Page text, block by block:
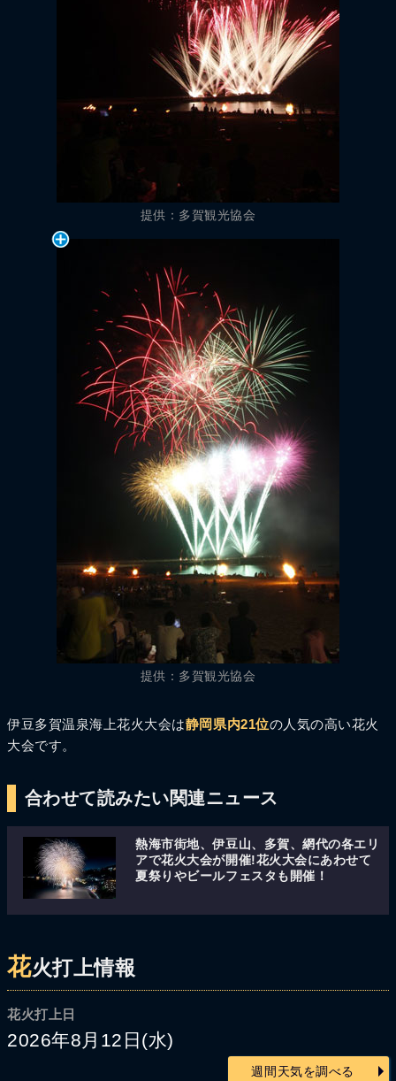
提供：多賀観光協会
提供：多賀観光協会
伊豆多賀温泉海上花火大会は静岡県内21位の人気の高い花火
大会です。
合わせて読みたい関連ニュース
熱海市街地、伊豆山、多賀、網代の各エリ
アで花火大会が開催!花火大会にあわせて
夏祭りやビールフェスタも開催！
花火打上情報
花火打上日
2026年8月12日(水)
週間天気を調べる